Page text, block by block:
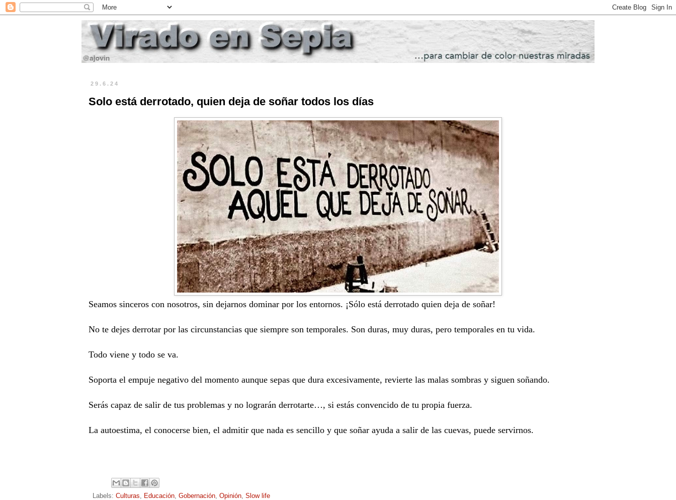
29.6.24
Solo está derrotado, quien deja de soñar todos los días
Seamos sinceros con nosotros, sin dejarnos dominar por los entornos. ¡Sólo está derrotado quien deja de soñar!
No te dejes derrotar por las circunstancias que siempre son temporales. Son duras, muy duras, pero temporales en tu vida.
Todo viene y todo se va.
Soporta el empuje negativo del momento aunque sepas que dura excesivamente, revierte las malas sombras y siguen soñando.
Serás capaz de salir de tus problemas y no lograrán derrotarte…, si estás convencido de tu propia fuerza.
La autoestima, el conocerse bien, el admitir que nada es sencillo y que soñar ayuda a salir de las cuevas, puede servirnos.
Labels: Culturas Educación Gobernación Opinión Slow life